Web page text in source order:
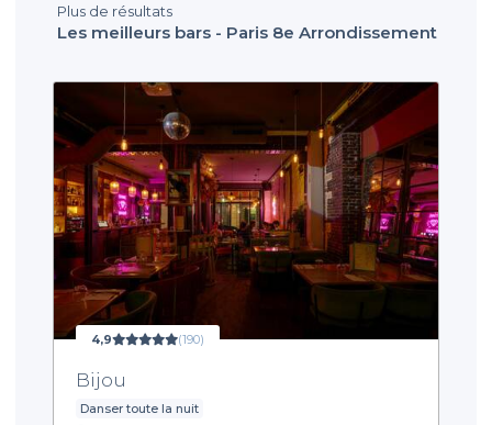
Plus de résultats
Les meilleurs bars - Paris 8e Arrondissement
4,9 (190)
Bijou
Danser toute la nuit